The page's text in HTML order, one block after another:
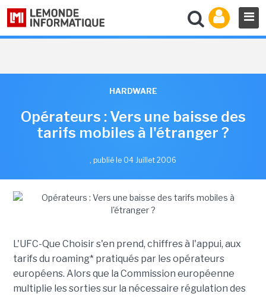
HARDWARE
Opérateurs : Vers une baisse des
tarifs mobiles à l'étranger ?
, publié le 04 Juillet 2006
L'UFC-Que Choisir s'en prend, chiffres à l'appui, aux
tarifs du roaming* pratiqués par les opérateurs
européens. Alors que la Commission européenne
multiplie les sorties sur la nécessaire régulation des